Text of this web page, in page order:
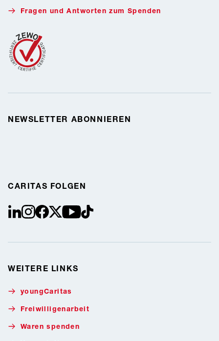
Fragen und Antworten zum Spenden
NEWSLETTER ABONNIEREN
CARITAS FOLGEN
linkedininstagram
facebookTwitter / X
youtube
tiktok
WEITERE LINKS
youngCaritas
Freiwilligenarbeit
Waren spenden